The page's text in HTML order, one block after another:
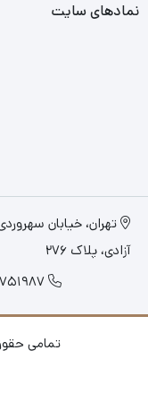
نمادهای سایت
تهران، خیابان
آزادی، پلاک 276
تمامی